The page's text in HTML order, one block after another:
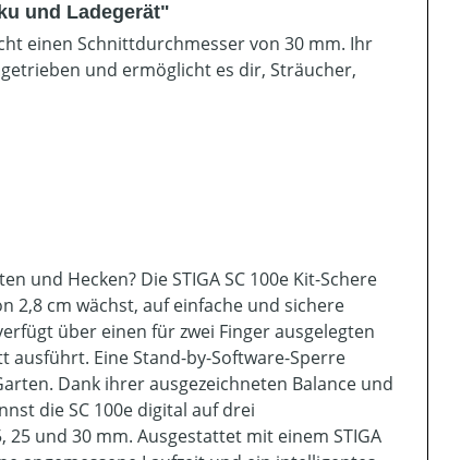
und Ladegerät"
einen Schnittdurchmesser von 30 mm. Ihr
und ermöglicht es dir, Sträucher,
und Hecken? Die STIGA SC 100e Kit-Schere
2,8 cm wächst, auf einfache und sichere
über einen für zwei Finger ausgelegten
Eine Stand-by-Software-Sperre
Dank ihrer ausgezeichneten Balance und
die SC 100e digital auf drei
und 30 mm. Ausgestattet mit einem STIGA